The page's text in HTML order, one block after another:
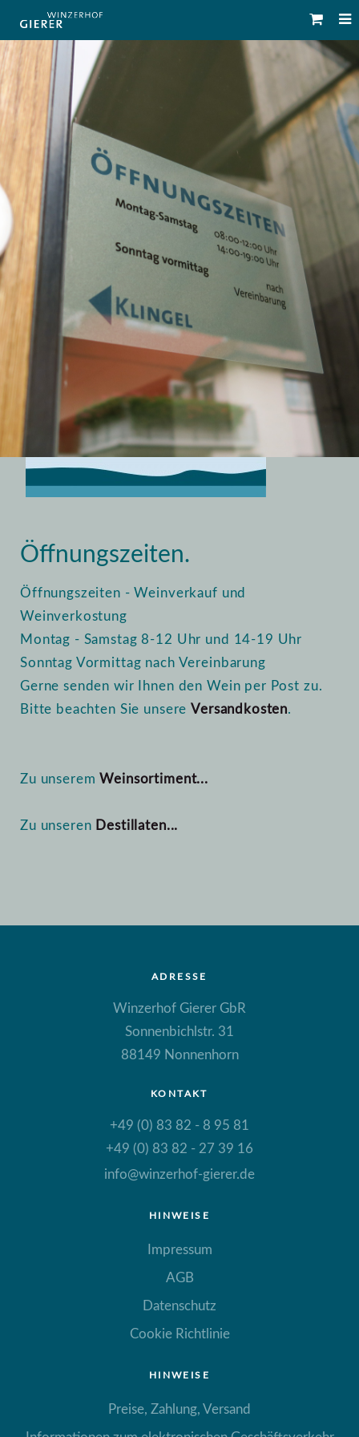
Öffnungszeiten.
Öffnungszeiten - Weinverkauf und
Weinverkostung
Montag - Samstag 8-12 Uhr und 14-19 Uhr
Sonntag Vormittag nach Vereinbarung
Gerne senden wir Ihnen den Wein per Post zu.
Bitte beachten Sie unsereVersandkosten.
Zu unseremWeinsortiment...
Zu unseren Destillaten...
ADRESSE
Winzerhof Gierer GbR
Sonnenbichlstr. 31
88149 Nonnenhorn
KONTAKT
+49 (0) 83 82 - 8 95 81
+49 (0) 83 82 - 27 39 16
info@winzerhof-gierer.de
HINWEISE
Impressum
AGB
Datenschutz
Cookie Richtlinie
HINWEISE
Preise, Zahlung, Versand